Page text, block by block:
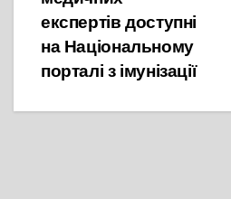
експертів доступні
на Національному
порталі з імунізації